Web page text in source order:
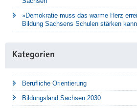
»Demokratie muss das warme Herz
Bildung Sachsens Schulen stärken kann
Kategorien
Berufliche Orientierung
Bildungsland Sachsen 2030